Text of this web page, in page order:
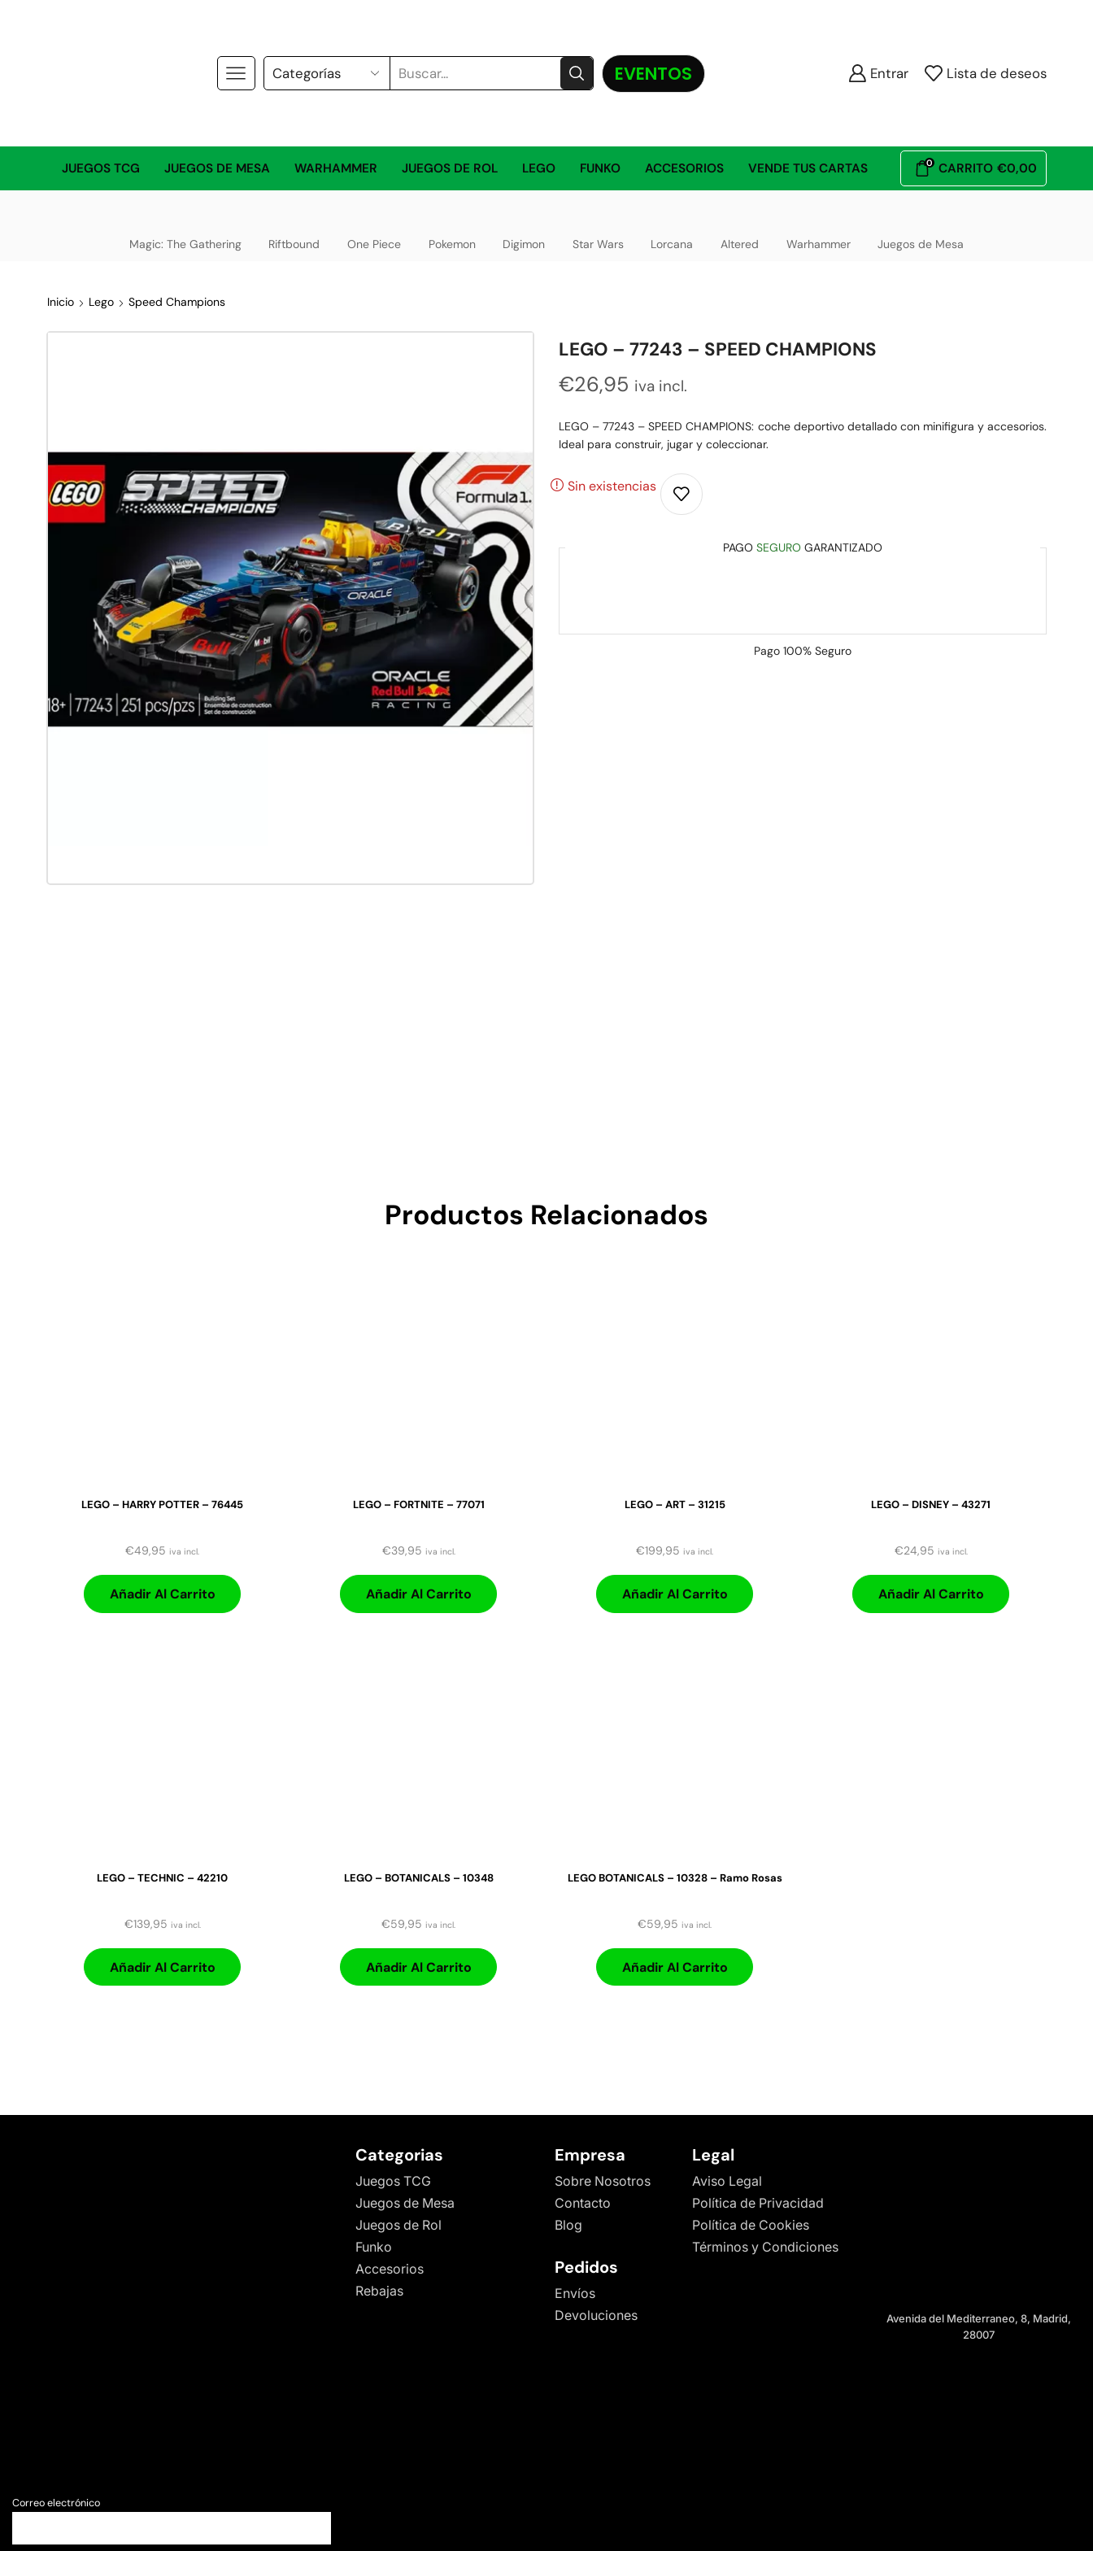
EVENTOS Entrar Lista de deseos
JUEGOS TCG JUEGOS DE MESA WARHAMMER JUEGOS DE ROL LEGO FUNKO ACCESORIOS VENDE TUS CARTAS 0 CARRITO €0,00
Magic: The Gathering Riftbound One Piece Pokemon Digimon Star Wars Lorcana Altered Warhammer Juegos de Mesa
Inicio Lego Speed Champions
LEGO – 77243 – SPEED CHAMPIONS
€26,95 iva incl.
LEGO – 77243 – SPEED CHAMPIONS: coche deportivo detallado con minifigura y accesorios.
Ideal para construir, jugar y coleccionar.
Sin existencias
PAGO SEGURO GARANTIZADO
Pago 100% Seguro
Productos Relacionados
LEGO – HARRY POTTER – 76445
€49,95 iva incl.
Añadir Al Carrito
LEGO – FORTNITE – 77071
€39,95 iva incl.
Añadir Al Carrito
LEGO – ART – 31215
€199,95 iva incl.
Añadir Al Carrito
LEGO – DISNEY – 43271
€24,95 iva incl.
Añadir Al Carrito
LEGO – TECHNIC – 42210
€139,95 iva incl.
Añadir Al Carrito
LEGO – BOTANICALS – 10348
€59,95 iva incl.
Añadir Al Carrito
LEGO BOTANICALS – 10328 – Ramo Rosas
€59,95 iva incl.
Añadir Al Carrito
Correo electrónico
Categorias
Juegos TCG
Juegos de Mesa
Juegos de Rol
Funko
Accesorios
Rebajas
Empresa
Sobre Nosotros
Contacto
Blog
Pedidos
Envíos
Devoluciones
Legal
Aviso Legal
Política de Privacidad
Política de Cookies
Términos y Condiciones
Avenida del Mediterraneo, 8, Madrid,
28007